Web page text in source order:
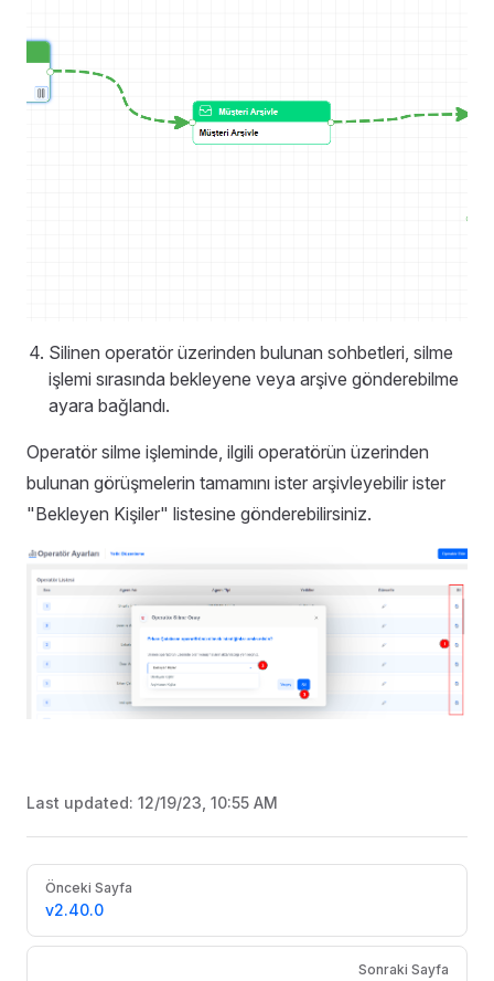
Silinen operatör üzerinden bulunan sohbetleri, silme
işlemi sırasında bekleyene veya arşive gönderebilme
ayara bağlandı.
Operatör silme işleminde, ilgili operatörün üzerinden
bulunan görüşmelerin tamamını ister arşivleyebilir ister
"Bekleyen Kişiler" listesine gönderebilirsiniz.
Last updated: 12/19/23, 10:55 AM
PagerÖnceki Sayfa
v2.40.0
Sonraki Sayfa